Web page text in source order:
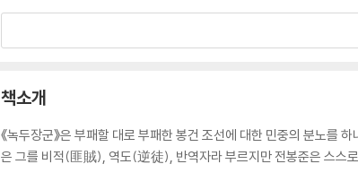
책소개
《녹두장군》은 부패할 대로 부패한 봉건 조선에 대한 민중의 분노를
은 그를 비적(匪賊), 역도(逆徒), 반역자라 부르지만 전봉준은 스